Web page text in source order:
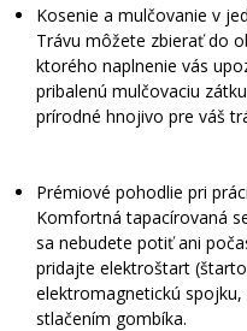
Kosenie a mulčovanie v
Trávu môžete zbierať do
ktorého naplnenie vás
pribalenú mulčovaciu
prírodné hnojivo pre váš
Prémiové pohodlie pri práci
Komfortná tapacírovaná
sa nebudete potiť ani
pridajte elektroštart
elektromagnetickú
stlačením gombíka.